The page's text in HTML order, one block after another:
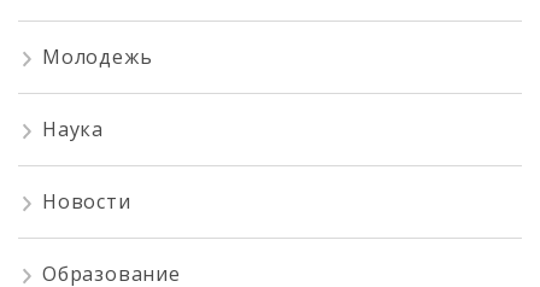
Молодежь
Наука
Новости
Образование